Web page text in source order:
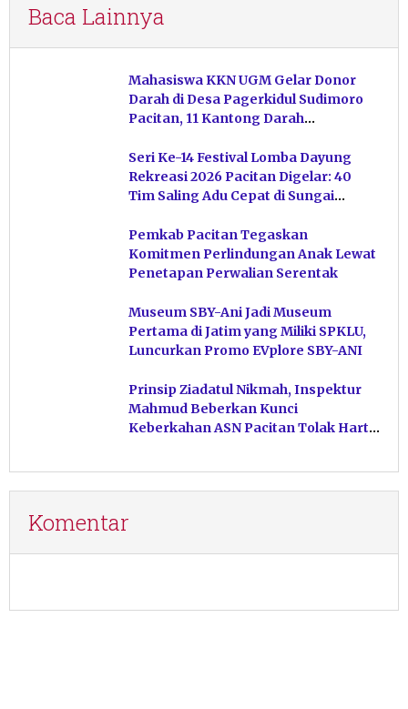
Baca Lainnya
Mahasiswa KKN UGM Gelar Donor
Darah di Desa Pagerkidul Sudimoro
Pacitan, 11 Kantong Darah
Seri Ke-14 Festival Lomba Dayung
Rekreasi 2026 Pacitan Digelar: 40
Tim Saling Adu Cepat di Sungai
Pemkab Pacitan Tegaskan
Komitmen Perlindungan Anak Lewat
Penetapan Perwalian Serentak
Museum SBY-Ani Jadi Museum
Pertama di Jatim yang Miliki SPKLU,
Luncurkan Promo EVplore SBY-ANI
Prinsip Ziadatul Nikmah, Inspektur
Mahmud Beberkan Kunci
Keberkahan ASN Pacitan Tolak Harta
Komentar